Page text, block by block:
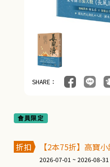
SHARE：
會員限定
折扣 【2本75折】高寶
2026-07-01 ~ 2026-08-31